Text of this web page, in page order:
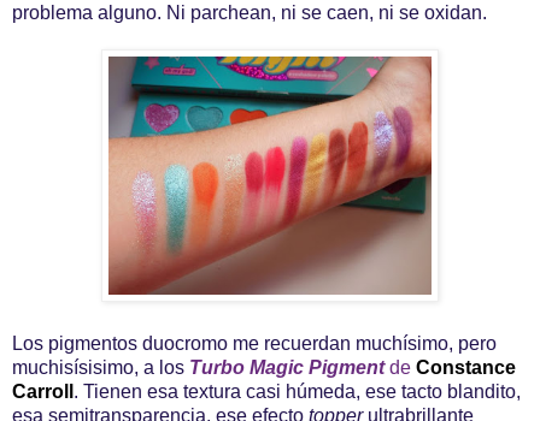
problema alguno. Ni parchean, ni se caen, ni se oxidan.
Los pigmentos duocromo me recuerdan muchísimo, pero
muchisísisimo, a los Turbo Magic Pigmentde Constance
Carroll . Tienen esa textura casi húmeda, ese tacto blandito,
esa semitransparencia, ese efecto topperultrabrillante